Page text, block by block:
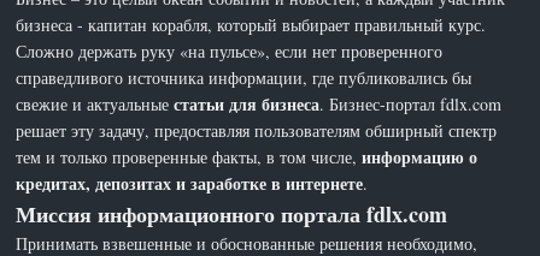
бизнеса - капитан корабля, который выбирает правильный курс.
Сложно держать руку «на пульсе», если нет проверенного
справедливого источника информации, где публиковались бы
свежие и актуальныестатьи для бизнеса. Бизнес-портал fdlx.com
решает эту задачу, предоставляя пользователям обширный спектр
тем и только проверенные факты, в том числе,информацию о
кредитах, депозитах и заработке в интернете.
Миссия информационного портала fdlx.com
Принимать взвешенные и обоснованные решения необходимо,